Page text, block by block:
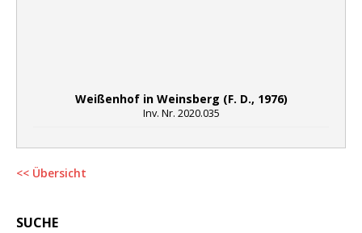
Weißenhof in Weinsberg (F. D., 1976)
Inv. Nr. 2020.035
<< Übersicht
SUCHE